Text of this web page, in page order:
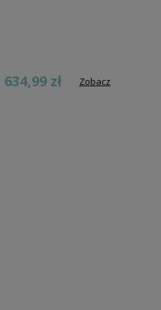
634,99 zł Zobacz